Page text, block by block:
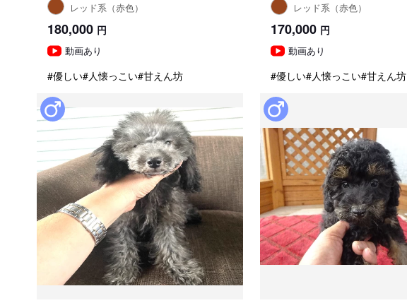
レッド系（赤色）
180,000 円
動画あり
#優しい#人懐っこい#甘えん坊
レッド系（赤色）
170,000 円
動画あり
#優しい#人懐っこい#甘えん坊